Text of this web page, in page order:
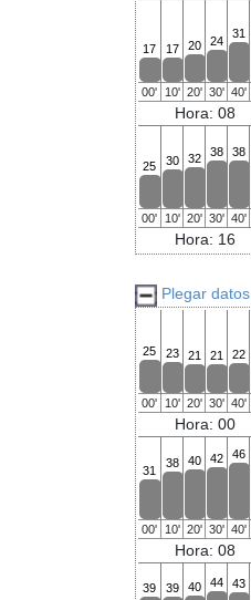
17 17 20 24
31
00' 10' 20' 30' 40'
Hora: 08
25 30 32 38 38
00' 10' 20' 30' 40'
Hora: 16
Plegar datos
25 23 21 21 22
00' 10' 20' 30' 40'
Hora: 00
31
38 40 42 46
00' 10' 20' 30' 40'
Hora: 08
39 39 40 44 43